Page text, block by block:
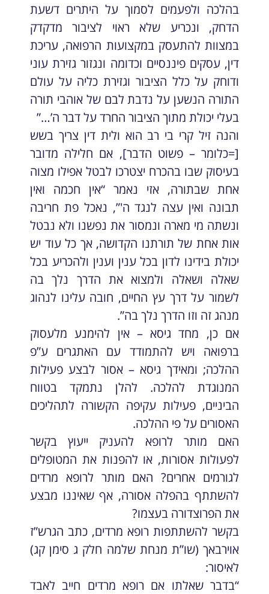
בהלכה ולפעמים לסמוך על היתרים דשעת
הדחק, ונכריע שלא ראוי לציבור מדקדק
במצוות להתעסק במקצועות הרפואה, עריכת
דין, עסקים פיננסיים וכדומה ונגזור גזירת עוני
ודוחק על כלל הציבור וגזירת כליה על עולם
התורה הנשען על נדבת לבם של אוהבי תורה
בעלי יכולת מתוך הציבור החרד על דבר ה’…”
והנה זיל קרי בי רב הוא ולית דין צריך בשש
[=כלומר – פשוט הדבר], אם חלילה מדובר
בעיסוק שבו בהכרח יצטרכו לבטל אפילו מצוה
אחת שבתורה, אזי נאמר “אין חכמה ואין
תבונה ואין עצה לנגד ה'”, נאכל פת חריבה
ונשתה מי מארה ונמסור את נפשנו ולא נבטל
אות אחת של תורתנו הקדושה, אך כל עוד יש
יכולת בידינו לדון בכל ענין וענין ולהכריע בכל
שאלה ושאלה ולמצוא את הדרך נלך בה
לשמור על דרך עץ החיים, חובה עלינו לנהוג
מנהג זה וזו הדרך נלך בה”.
אם כן, מחד גיסא – אין להימנע מלעסוק
ברפואה ויש להתמודד עם האתגרים ע”פ
ההלכה; ומאידך גיסא – אסור לבצע פעילות
המנוגדת להלכה. להלן נתמקד בטווח
הביניים, פעילות עקיפה הקשורה לתהליכים
האסורים על פי ההלכה.
האם מותר לרופא להעניק ייעוץ בקשר
לפעולות אסורות, או להפנות את המטופלים
לגורמים אחרים? האם מותר לרופא מרדים
להשתתף בהפלה אסורה, אף שאיננו מבצע
את הפרוצדורה בעצמו?
בקשר להשתתפות רופא מרדים, כתב הגרש”ז
אוירבאך (שו”ת מנחת שלמה חלק ג סימן קג)
לאיסור:
“בדבר שאלתו אם רופא מרדים חייב לאבד